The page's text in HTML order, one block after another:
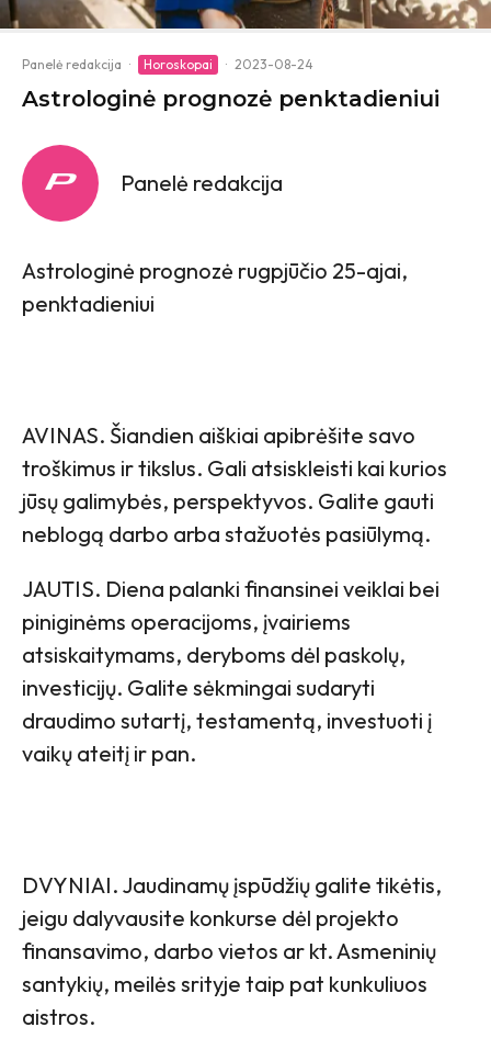
Panelė redakcija · Horoskopai · 2023-08-24
Astrologinė prognozė penktadieniui
Panelė redakcija
Astrologinė prognozė rugpjūčio 25-ajai,
penktadieniui
AVINAS. Šiandien aiškiai apibrėšite savo
troškimus ir tikslus. Gali atsiskleisti kai kurios
jūsų galimybės, perspektyvos. Galite gauti
neblogą darbo arba stažuotės pasiūlymą.
JAUTIS. Diena palanki finansinei veiklai bei
piniginėms operacijoms, įvairiems
atsiskaitymams, deryboms dėl paskolų,
investicijų. Galite sėkmingai sudaryti
draudimo sutartį, testamentą, investuoti į
vaikų ateitį ir pan.
DVYNIAI. Jaudinamų įspūdžių galite tikėtis,
jeigu dalyvausite konkurse dėl projekto
finansavimo, darbo vietos ar kt. Asmeninių
santykių, meilės srityje taip pat kunkuliuos
aistros.